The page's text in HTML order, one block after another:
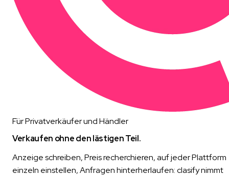
Für Privatverkäufer und Händler
Verkaufen ohne den lästigen Teil.
Anzeige schreiben, Preis recherchieren, auf jeder Plattform
einzeln einstellen, Anfragen hinterherlaufen: clasify nimmt